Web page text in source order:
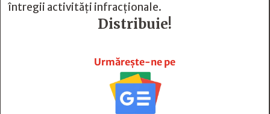
întregii activități infracționale.
Distribuie!
Urmărește-ne pe